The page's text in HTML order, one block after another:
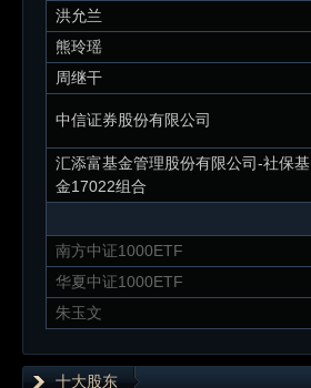
洪允兰
熊玲瑶
周继干
中信证券股份有限公司
汇添富基金管理股份有限公司-社保基
金17022组合
南方中证1000ETF
华夏中证1000ETF
朱玉文
十大股东